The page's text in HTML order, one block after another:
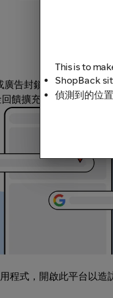
告封鎖軟體，因為這
饋擴充功能連結。
程式，開啟此平台以
This is to
ShopBack
偵測到的位